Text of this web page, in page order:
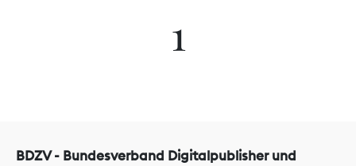
1
BDZV - Bundesverband Digitalpublisher und